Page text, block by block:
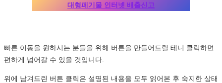
대형폐기물 인터넷 배출신고
빠른 이동을 원하시는 분들을 위해 버튼을 만들어드릴 테니 클릭하면
편하게 넘어갈 수 있을 것입니다.
위에 남겨드린 버튼 클릭은 설명된 내용을 모두 읽어본 후 숙지한 상태